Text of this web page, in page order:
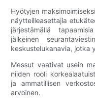
Hyötyjen
näytteilleasettajia
järjestämällä
jälkeinen
keskustelukanavia, jotka
Messut vaativat usein
niiden rooli
ja ammatillisen
arvoinen.